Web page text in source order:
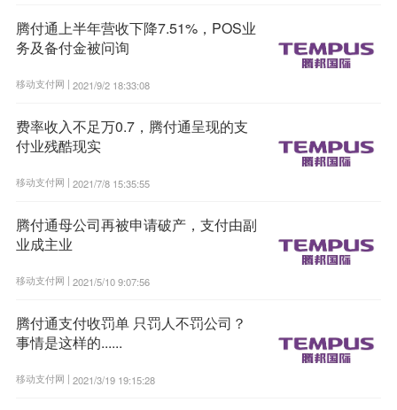
腾付通上半年营收下降7.51%，POS业
务及备付金被问询
移动支付网 | 2021/9/2 18:33:08
费率收入不足万0.7，腾付通呈现的支
付业残酷现实
移动支付网 | 2021/7/8 15:35:55
腾付通母公司再被申请破产，支付由副
业成主业
移动支付网 | 2021/5/10 9:07:56
腾付通支付收罚单 只罚人不罚公司？
事情是这样的......
移动支付网 | 2021/3/19 19:15:28